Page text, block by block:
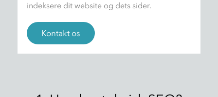
indeksere dit website og dets sider.
Kontakt os